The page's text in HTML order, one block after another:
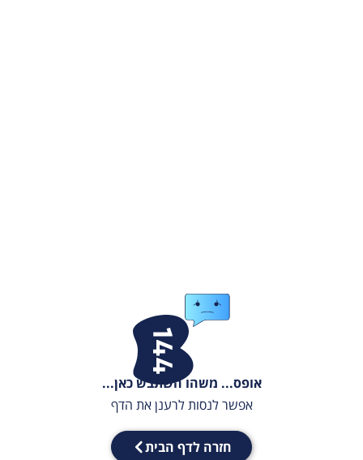
אופס... משהו השתבש כאן...
אפשר לנסות לרענן את הדף
חזרה לדף הבית